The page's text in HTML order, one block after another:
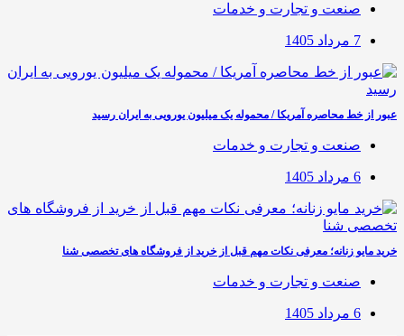
صنعت و تجارت و خدمات
7 مرداد 1405
عبور از خط محاصره آمریکا / محموله یک میلیون یورویی به ایران رسید
صنعت و تجارت و خدمات
6 مرداد 1405
خرید مایو زنانه؛ معرفی نکات مهم قبل از خرید از فروشگاه های تخصصی شنا
صنعت و تجارت و خدمات
6 مرداد 1405